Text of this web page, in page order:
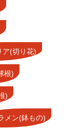
ア(切り花)
根)
)
メン(鉢もの)